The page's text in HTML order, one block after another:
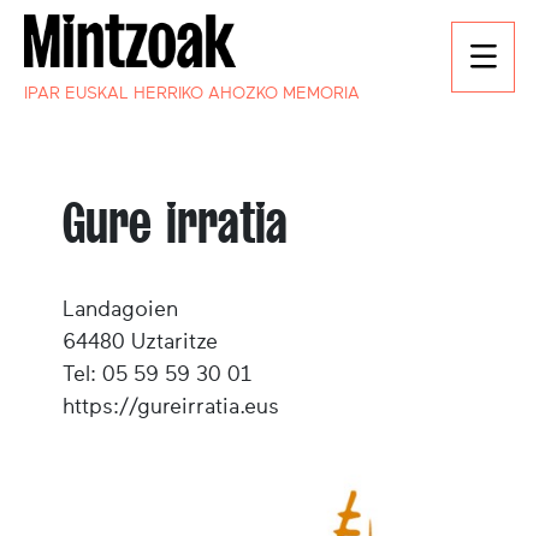
IPAR EUSKAL HERRIKO AHOZKO MEMORIA
Gure irratia
Landagoien
64480 Uztaritze
Tel: 05 59 59 30 01
https://gureirratia.eus